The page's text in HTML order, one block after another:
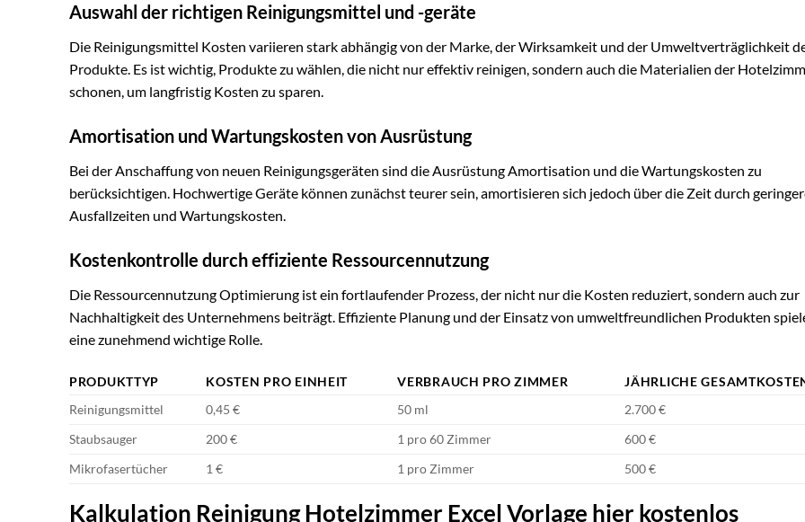
Auswahl der richtigen Reinigungsmittel und -geräte
Die Reinigungsmittel Kosten variieren stark abhängig von der Marke, der Wirksamkeit und der Umweltverträglichkeit
Produkte. Es ist wichtig, Produkte zu wählen, die nicht nur effektiv reinigen, sondern auch die Materialien der
schonen, um langfristig Kosten zu sparen.
Amortisation und Wartungskosten von Ausrüstung
Bei der Anschaffung von neuen Reinigungsgeräten sind die Ausrüstung Amortisation und die Wartungskosten zu
berücksichtigen. Hochwertige Geräte können zunächst teurer sein, amortisieren sich jedoch über die Zeit durch
Ausfallzeiten und Wartungskosten.
Kostenkontrolle durch effiziente Ressourcennutzung
Die Ressourcennutzung Optimierung ist ein fortlaufender Prozess, der nicht nur die Kosten reduziert, sondern auch zur
Nachhaltigkeit des Unternehmens beiträgt. Effiziente Planung und der Einsatz von umweltfreundlichen Produkten
eine zunehmend wichtige Rolle.
PRODUKTTYP KOSTEN PRO EINHEIT VERBRAUCH PRO ZIMMER
JÄHRLICHE
Reinigungsmittel
0,45 € 50 ml
2.700 €
Staubsauger
200 € 1 pro 60 Zimmer
600 €
Mikrofasertücher
1 € 1 pro Zimmer 500 €
Kalkulation Reinigung Hotelzimmer Excel Vorlage hier kostenlos